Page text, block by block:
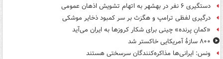
دستگیری ۶ نفر در بهشهر به اتهام تشویش اذهان عمومی
درگیری لفظی ترامپ و هگزث بر سر کمبود ذخایر موشکی
«کمانِ پرنده» چینی برای شکار کروزها به ایران می‌آید
۸۰۰ سازۀ آمریکایی خاکستر شد
ونس: ایرانی‌ها مذاکره‌کنندگان سرسختی هستند